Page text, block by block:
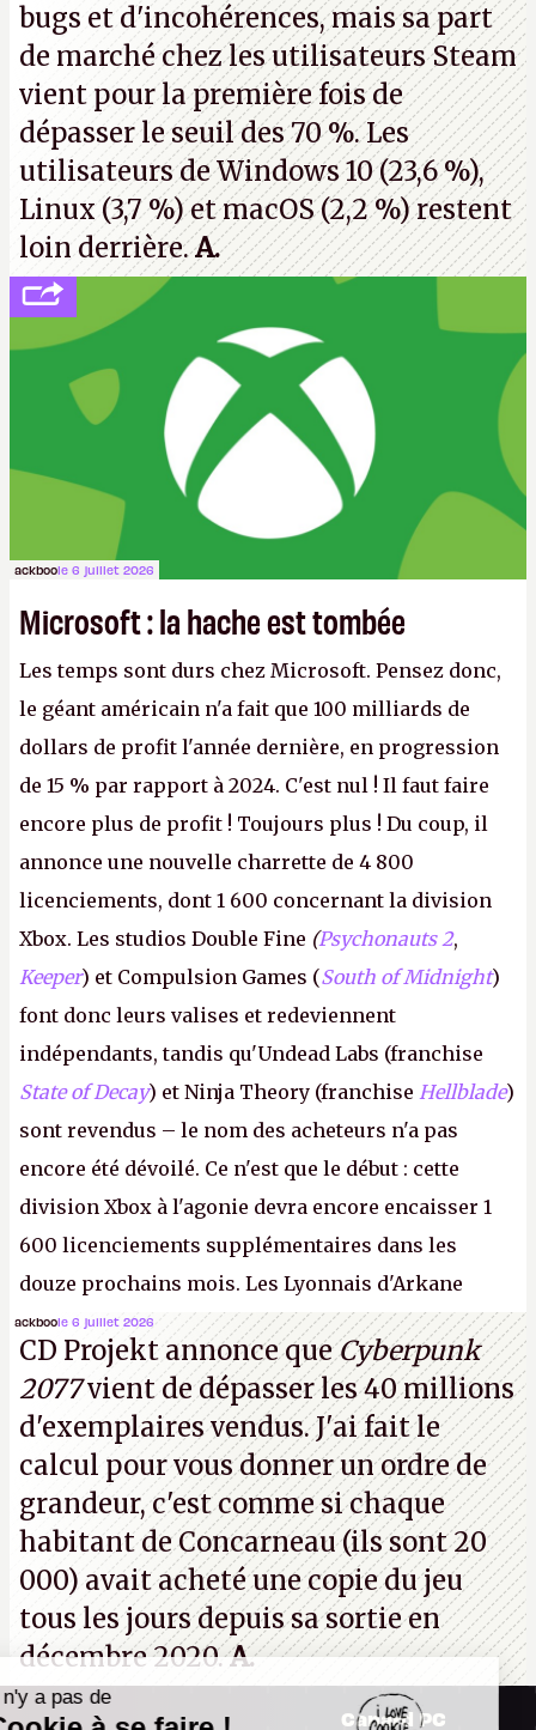
bugs et d'incohérences, mais sa part
de marché chez les utilisateurs Steam
vient pour la première fois de
dépasser le seuil des 70 %. Les
utilisateurs de Windows 10 (23,6 %),
Linux (3,7 %) et macOS (2,2 %) restent
loin derrière.A.
ackboole 6 juillet 2026
Microsoft : la hache est tombée
Les temps sont durs chez Microsoft. Pensez donc,
le géant américain n'a fait que 100 milliards de
dollars de profit l'année dernière, en progression
de 15 % par rapport à 2024. C'est nul ! Il faut faire
encore plus de profit ! Toujours plus ! Du coup, il
annonce une nouvelle charrette de 4 800
licenciements, dont 1 600 concernant la division
Xbox. Les studios Double Fine (Psychonauts 2,
Keeper) et Compulsion Games (South of Midnight)
font donc leurs valises et redeviennent
indépendants, tandis qu'Undead Labs (franchise
State of Decay) et Ninja Theory (franchise Hellblade)
sont revendus – le nom des acheteurs n'a pas
encore été dévoilé. Ce n'est que le début : cette
division Xbox à l'agonie devra encore encaisser 1
600 licenciements supplémentaires dans les
douze prochains mois. Les Lyonnais d'Arkane
(Dishonored, Deathloop) pourraient faire partie des
prochaines victimes, puisque Microsoft a confirmé
vouloir se séparer du studio.A.
ackboole 6 juillet 2026
CD Projekt annonce queCyberpunk
2077vient de dépasser les 40 millions
d'exemplaires vendus. J'ai fait le
calcul pour vous donner un ordre de
grandeur, c'est comme si chaque
habitant de Concarneau (ils sont 20
000) avait acheté une copie du jeu
tous les jours depuis sa sortie en
décembre 2020.A.
Canard PC
Il n'y a pas de